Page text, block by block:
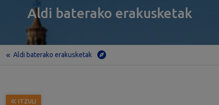
Aldi baterako erakusketak
Aldi baterako erakusketak
ITZULI